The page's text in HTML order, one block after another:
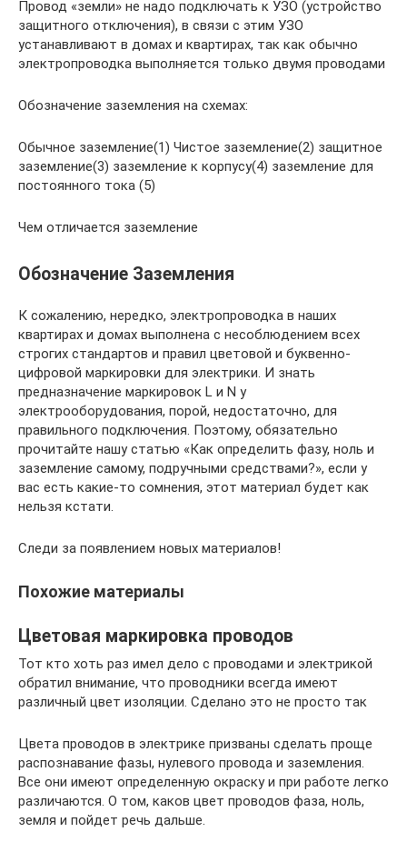
Провод «земли» не надо подключать к УЗО (устройство
защитного отключения), в связи с этим УЗО
устанавливают в домах и квартирах, так как обычно
электропроводка выполняется только двумя проводами
Обозначение заземления на схемах:
Обычное заземление(1) Чистое заземление(2) защитное
заземление(3) заземление к корпусу(4) заземление для
постоянного тока (5)
Чем отличается заземление
Обозначение Заземления
К сожалению, нередко, электропроводка в наших
квартирах и домах выполнена с несоблюдением всех
строгих стандартов и правил цветовой и буквенно-
цифровой маркировки для электрики. И знать
предназначение маркировок L и N у
электрооборудования, порой, недостаточно, для
правильного подключения. Поэтому, обязательно
прочитайте нашу статью «Как определить фазу, ноль и
заземление самому, подручными средствами?», если у
вас есть какие-то сомнения, этот материал будет как
нельзя кстати.
Следи за появлением новых материалов!
Похожие материалы
Цветовая маркировка проводов
Тот кто хоть раз имел дело с проводами и электрикой
обратил внимание, что проводники всегда имеют
различный цвет изоляции. Сделано это не просто так
Цвета проводов в электрике призваны сделать проще
распознавание фазы, нулевого провода и заземления.
Все они имеют определенную окраску и при работе легко
различаются. О том, каков цвет проводов фаза, ноль,
земля и пойдет речь дальше.